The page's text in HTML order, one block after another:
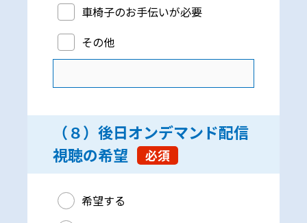
車椅子のお手伝いが必要
その他
（８）後日オンデマンド配信
視聴の希望
必須
（８）後日オンデマンド配信視聴の希望
希望する